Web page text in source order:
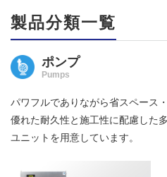
製品分類一覧
ポンプ
Pumps
パワフルでありながら省スペース
優れた耐久性と施工性に配慮した
ユニットを用意しています。